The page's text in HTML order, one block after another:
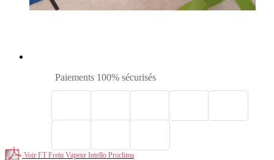
Paiements 100% sécurisés
Voir FT Frein Vapeur Intello Proclima